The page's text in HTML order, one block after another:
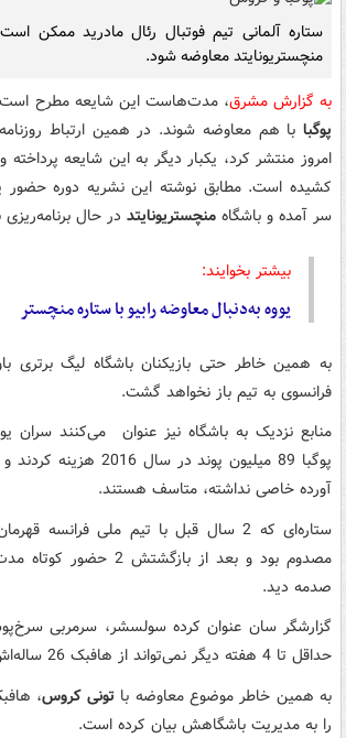
ستاره آلمانی تیم فوتبال رئال مادرید ممکن
منچستریونایتد معاوضه شود.
به گزارش مشرق، مدت‌هاست این شایعه مطرح
پوگبا با هم معاوضه شوند. در همین ارتباط
امروز منتشر کرد، یکبار دیگر به این شایعه
کشیده است. مطابق نوشته این نشریه دوره حضور
سر آمده و باشگاه منچستریونایتد در حال
بیشتر بخوایند:
یووه به‌دنبال معاوضه رابیو با ستاره منچستر
به همین خاطر حتی بازیکنان باشگاه لیگ برتری
فرانسوی‌ به تیم باز نخواهد گشت.
منابع نزدیک به باشگاه نیز عنوان می‌کنند سران
پوگبا 89 میلیون پوند در
آورده‌ خاصی نداشته،‌ متاسف هستند.
ستاره‌‌ای که 2 سال قبل با تیم ملی
مصدوم بود و بعد از
صدمه دید.
گزارشگر سان عنوان کرده سولسشر، سرمربی
حداقل تا 4 هفته دیگر نمی‌تواند از هافبک 26 ساله‌اش استفاده کند.
به همین خاطر موضوع معاوضه باتونی کروس،‌
را به مدیریت باشگاهش بیان کرده است.